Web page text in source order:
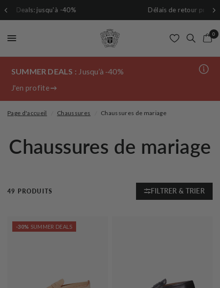
Délais de retour prolongés à 30 jours jusqu'au 20/08/2026
0
SUMMER DEALS : Jusqu’à -40%
J'en profite
Page d'accueil Chaussures Chaussures de mariage
Chaussures de mariage
49 PRODUITS FILTRER & TRIER
-30% SUMMER DEALS